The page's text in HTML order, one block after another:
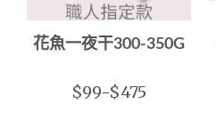
花魚一夜干300-350G
$99-$475